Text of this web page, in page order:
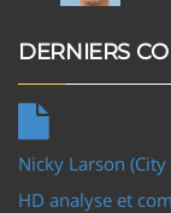
DERNIERS
Nicky Larson
HD analyse et